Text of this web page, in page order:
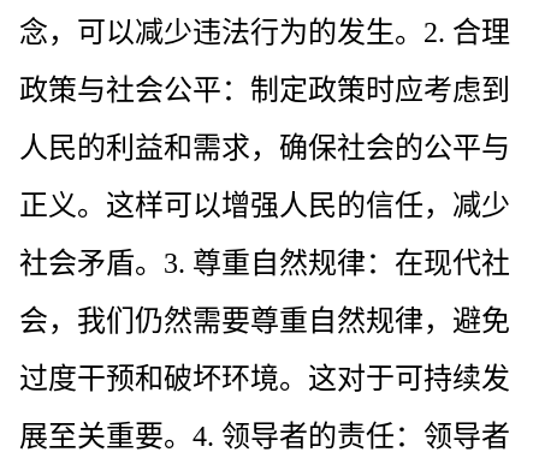
念，可以减少违法行为的发生。2. 合理
政策与社会公平：制定政策时应考虑到
人民的利益和需求，确保社会的公平与
正义。这样可以增强人民的信任，减少
社会矛盾。3. 尊重自然规律：在现代社
会，我们仍然需要尊重自然规律，避免
过度干预和破坏环境。这对于可持续发
展至关重要。4. 领导者的责任：领导者